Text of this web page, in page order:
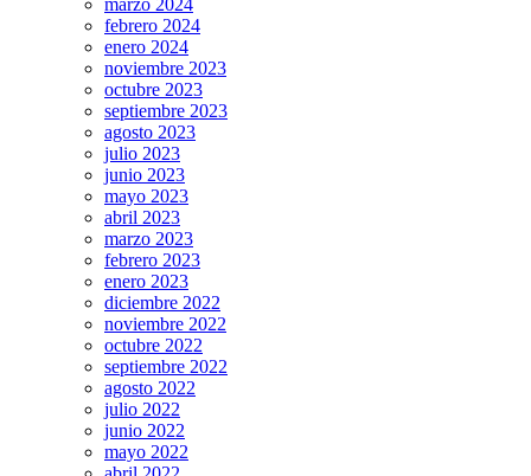
marzo 2024
febrero 2024
enero 2024
noviembre 2023
octubre 2023
septiembre 2023
agosto 2023
julio 2023
junio 2023
mayo 2023
abril 2023
marzo 2023
febrero 2023
enero 2023
diciembre 2022
noviembre 2022
octubre 2022
septiembre 2022
agosto 2022
julio 2022
junio 2022
mayo 2022